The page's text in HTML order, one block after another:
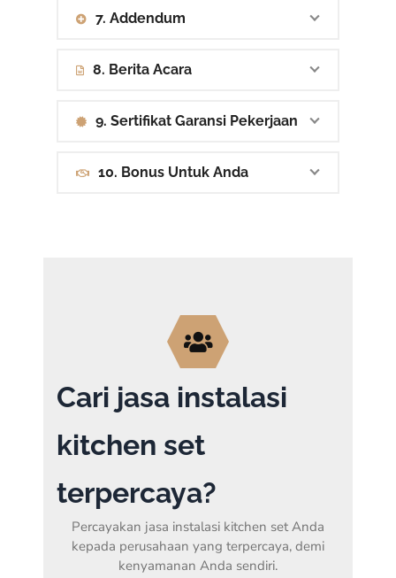
7. Addendum
8. Berita Acara
9. Sertifikat Garansi Pekerjaan
10. Bonus Untuk Anda
Cari jasa instalasi
kitchen set
terpercaya?
Percayakan jasa instalasi kitchen set Anda
kepada perusahaan yang terpercaya, demi
kenyamanan Anda sendiri.